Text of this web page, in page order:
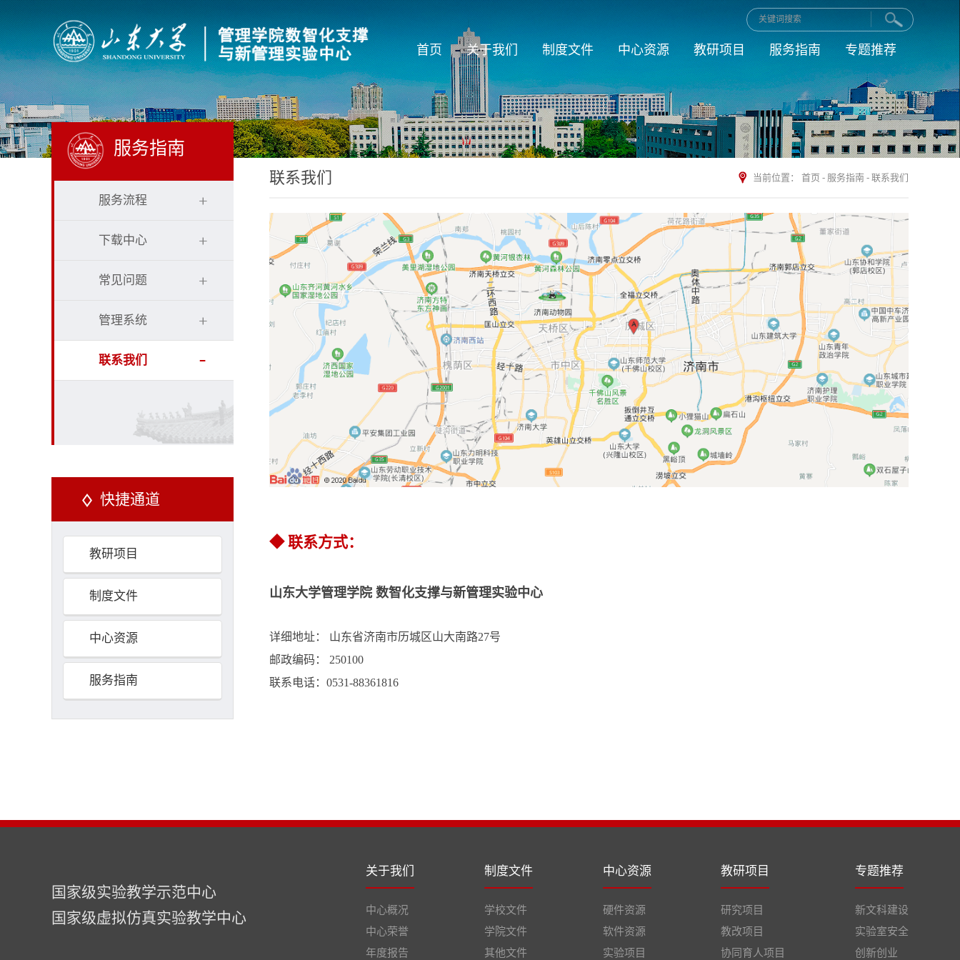
首页 关于我们 制度文件 中心资源 教研项目 服务指南 专题推荐
服务指南
服务流程
下载中心
常见问题
管理系统
联系我们
快捷通道
教研项目
制度文件
中心资源
服务指南
联系我们 当前位置： 首页 - 服务指南 - 联系我们
◆ 联系方式：
山东大学管理学院 数智化支撑与新管理实验中心
详细地址： 山东省济南市历城区山大南路27号
邮政编码： 250100
联系电话：0531-88361816
国家级实验教学示范中心
国家级虚拟仿真实验教学中心
关于我们
中心概况
中心荣誉
年度报告
制度文件
学校文件
学院文件
其他文件
中心资源
硬件资源
软件资源
实验项目
教研项目
研究项目
教改项目
协同育人项目
专题推荐
新文科建设
实验室安全
创新创业